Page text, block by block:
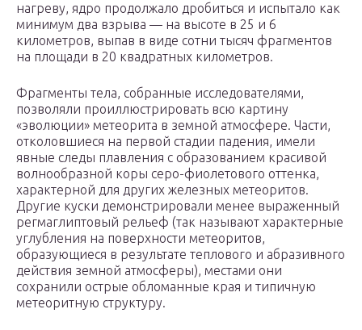
нагреву, ядро продолжало дробиться и испытало как
минимум два взрыва — на высоте в 25 и 6
километров, выпав в виде сотни тысяч фрагментов
на площади в 20 квадратных километров.
Фрагменты тела, собранные исследователями,
позволяли проиллюстрировать всю картину
«эволюции» метеорита в земной атмосфере. Части,
отколовшиеся на первой стадии падения, имели
явные следы плавления с образованием красивой
волнообразной коры серо-фиолетового оттенка,
характерной для других железных метеоритов.
Другие куски демонстрировали менее выраженный
регмаглиптовый рельеф (так называют характерные
углубления на поверхности метеоритов,
образующиеся в результате теплового и абразивного
действия земной атмосферы), местами они
сохранили острые обломанные края и типичную
метеоритную структуру.